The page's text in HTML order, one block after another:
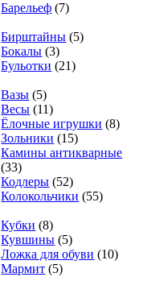
Барельеф (7)
Бирштайны (5)
Бокалы (3)
Бульотки (21)
Вазы (5)
Весы (11)
Ёлочные игрушки (8)
Зольники (15)
Камины антикварные
(33)
Кодлеры (52)
Колокольчики (55)
Кубки (8)
Кувшины (5)
Ложка для обуви (10)
Мармит (5)